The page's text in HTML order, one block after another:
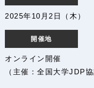
2025年10月2日（木）
開催地
オンライン開催
（主催：全国大学JDP協